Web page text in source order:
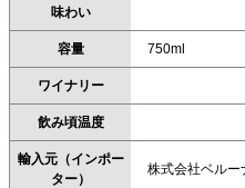
味わい
容量 750ml
ワイナリー
飲み頃温度
輸入元（インポー
ター）
株式会社ベル